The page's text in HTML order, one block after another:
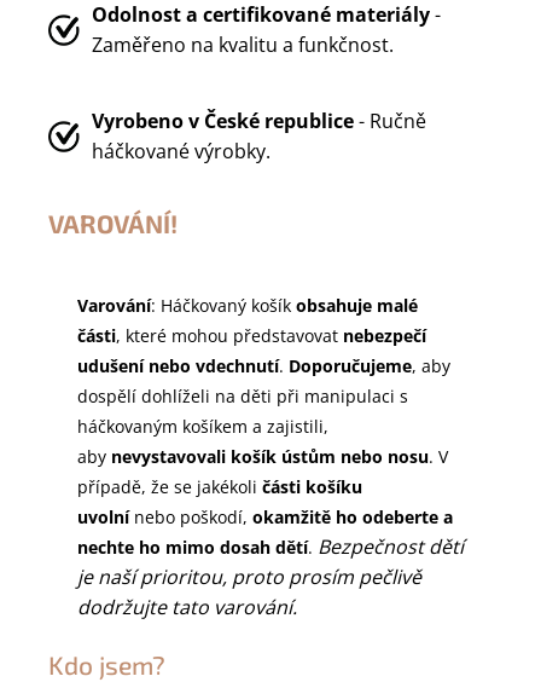
Odolnost a certifikované materiály-
Zaměřeno na kvalitu a funkčnost.
Vyrobeno v České republice- Ručně
háčkované výrobky.
VAROVÁNÍ!
Varování: Háčkovaný košík obsahuje malé
části, které mohou představovat nebezpečí
udušení nebo vdechnutí. Doporučujeme, aby
dospělí dohlíželi na děti při manipulaci s
háčkovaným košíkem a zajistili,
aby nevystavovali košík ústům nebo nosu. V
případě, že se jakékoli části košíku
uvolní nebo poškodí, okamžitě ho odeberte a
nechte ho mimo dosah dětí. Bezpečnost dětí
je naší prioritou, proto prosím pečlivě
dodržujte tato varování.
Kdo jsem?